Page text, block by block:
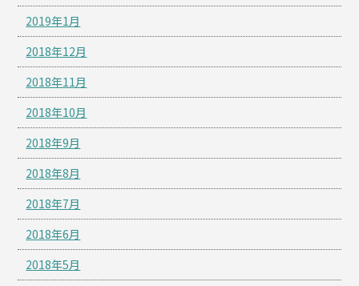
2019年1月
2018年12月
2018年11月
2018年10月
2018年9月
2018年8月
2018年7月
2018年6月
2018年5月